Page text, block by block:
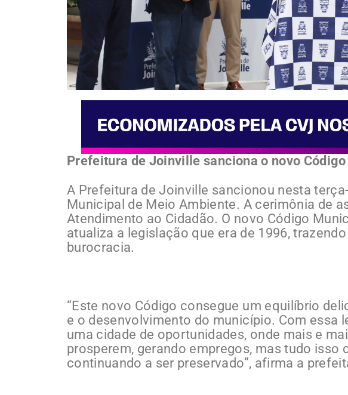
Prefeitura de Joinville sanciona o novo
A Prefeitura de Joinville sancionou nesta
Municipal de Meio Ambiente. A cerimônia de
Atendimento ao Cidadão. O novo Código
atualiza a legislação que era de 1996,
burocracia.
“Este novo Código consegue um equilíbrio
e o desenvolvimento do município. Com essa
uma cidade de oportunidades, onde mais e
prosperem, gerando empregos, mas tudo isso
continuando a ser preservado”, afirma a